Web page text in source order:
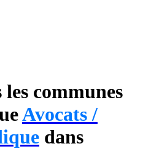
communes
Avocats /
dans